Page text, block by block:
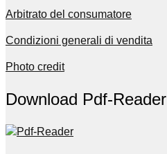
Arbitrato del consumatore
Condizioni generali di vendita
Photo credit
Download Pdf-Reader